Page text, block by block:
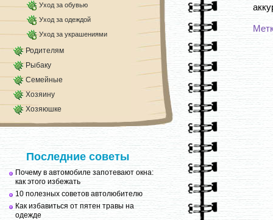
Уход за обувью
Уход за одеждой
Уход за украшениями
Родителям
Рыбаку
Семейные
Хозяину
Хозяюшке
Последние советы
Почему в автомобиле запотевают окна:
как этого избежать
10 полезных советов автолюбителю
Как избавиться от пятен травы на
одежде